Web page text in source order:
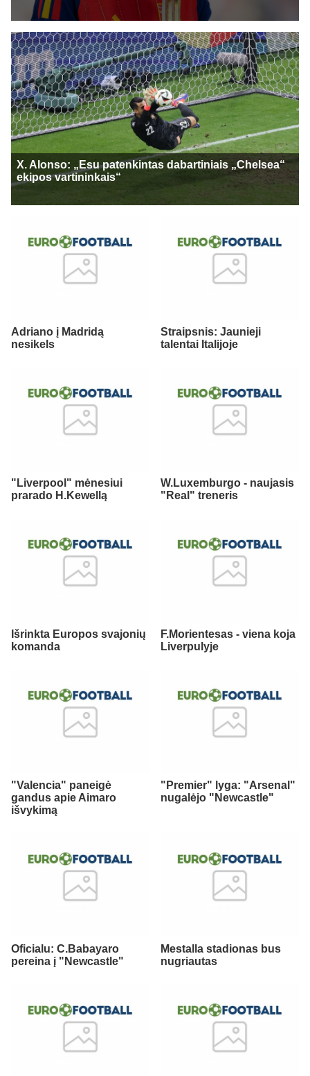
X. Alonso: „Esu patenkintas dabartiniais „Chelsea“
ekipos vartininkais“
Adriano į Madridą
nesikels
Straipsnis: Jaunieji
talentai Italijoje
"Liverpool" mėnesiui
prarado H.Kewellą
W.Luxemburgo - naujasis
"Real" treneris
Išrinkta Europos svajonių
komanda
F.Morientesas - viena koja
Liverpulyje
"Valencia" paneigė
gandus apie Aimaro
išvykimą
"Premier" lyga: "Arsenal"
nugalėjo "Newcastle"
Oficialu: C.Babayaro
pereina į "Newcastle"
Mestalla stadionas bus
nugriautas